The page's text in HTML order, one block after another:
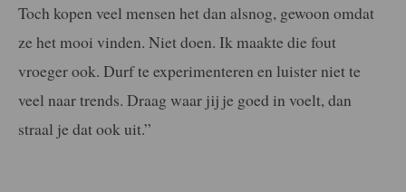
Toch kopen veel mensen het dan alsnog, gewoon omdat
ze het mooi vinden. Niet doen. Ik maakte die fout
vroeger ook. Durf te experimenteren en luister niet te
veel naar trends. Draag waar jij je goed in voelt, dan
straal je dat ook uit.”